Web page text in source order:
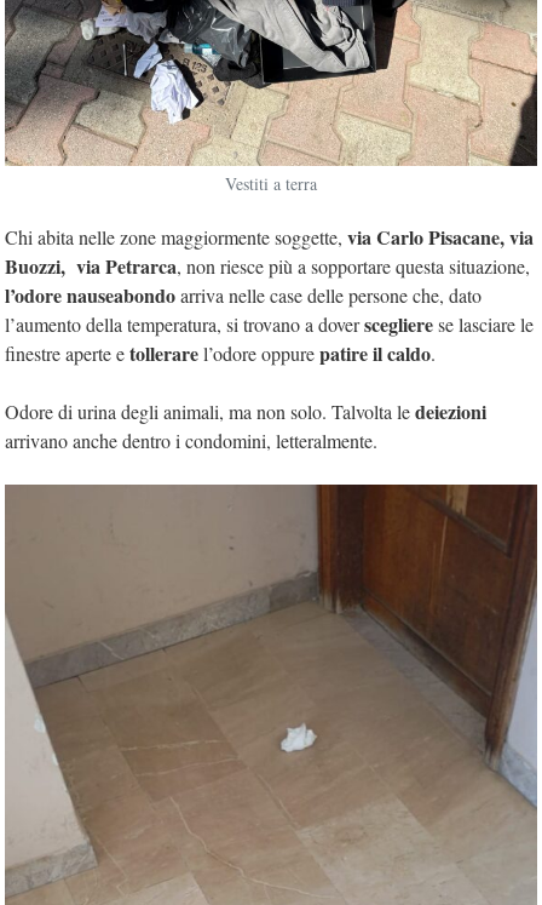
Vestiti a terra
Chi abita nelle zone maggiormente soggette, viaCarlo Pisacane, via
Buozzi, via Petrarca, non riesce più a sopportare questa situazione,
l’odore nauseabondoarriva nelle case delle persone che, dato
l’aumento della temperatura, si trovano a doversceglierese lasciare le
finestre aperte etollerarel’odore oppurepatire il caldo.
Odore di urina degli animali, ma non solo. Talvolta ledeiezioni
arrivano anche dentro i condomini, letteralmente.